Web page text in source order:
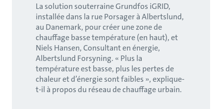
La solution souterraine Grundfos iGRID,
installée dans la rue Porsager à Albertslund,
au Danemark, pour créer une zone de
chauffage basse température (en haut), et
Niels Hansen, Consultant en énergie,
Albertslund Forsyning. « Plus la
température est basse, plus les pertes de
chaleur et d’énergie sont faibles », explique-
t-il à propos du réseau de chauffage urbain.